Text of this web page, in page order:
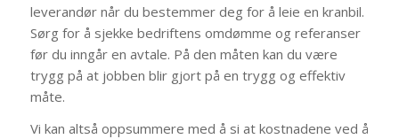
leverandør når du bestemmer deg for å leie en kranbil.
Sørg for å sjekke bedriftens omdømme og referanser
før du inngår en avtale. På den måten kan du være
trygg på at jobben blir gjort på en trygg og effektiv
måte.
Vi kan altså oppsummere med å si at kostnadene ved å